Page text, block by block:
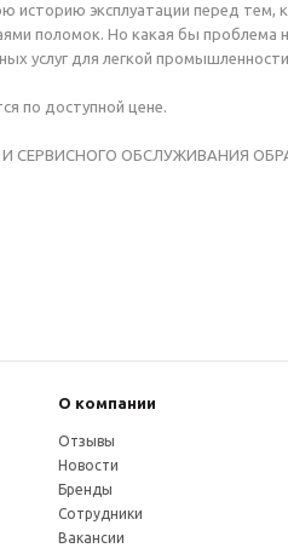
эксплуатации перед тем,
поломок. Но какая бы проблема
услуг для легкой
по доступной цене.
СЕРВИСНОГО ОБСЛУЖИВАНИЯ
О компании
Отзывы
Новости
Бренды
Сотрудники
Вакансии